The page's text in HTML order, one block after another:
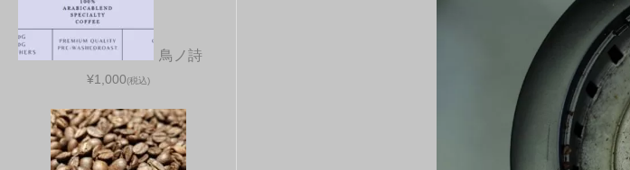
鳥ノ詩
¥1,000(税込)